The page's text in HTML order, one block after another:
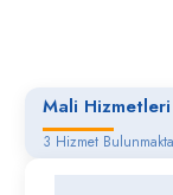
Mali Hizmetleri
3 Hizmet